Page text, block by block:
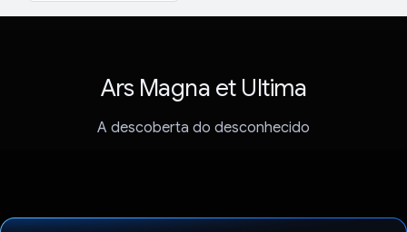
Ars Magna et Ultima
A descoberta do desconhecido